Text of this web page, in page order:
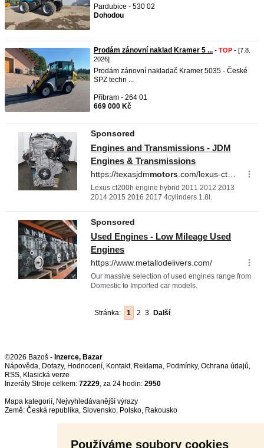
Používáme soubory cookies
Pardubice - 530 02
Dohodou
Prodám zánovní naklad Kramer 5 ... - TOP - [7.8.
2026]
Prodám zánovní nakladač Kramer 5035 - České
SPZ techn ...
Příbram - 264 01
669 000 Kč
Stránka: 1 2 3 Další
©2026 Bazoš - Inzerce, Bazar
Nápověda, Dotazy, Hodnocení, Kontakt, Reklama, Podmínky, Ochrana údajů,
RSS,
Inzeráty Stroje celkem: 72229, za 24 hodin: 2950
Mapa kategorií, Nejvyhledávanější výrazy
Země: Česká republika, Slovensko, Polsko, Rakousko